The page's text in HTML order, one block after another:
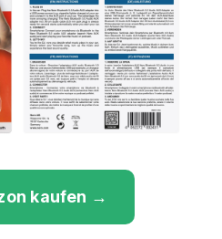
kaufen →